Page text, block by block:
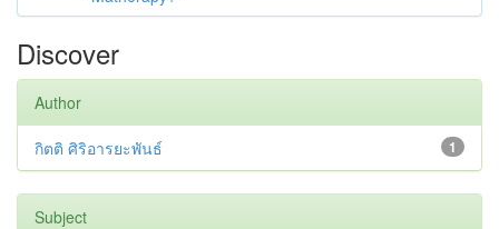
Discover
Author
1
กิตติ ศิริอารยะพันธ์
Subject